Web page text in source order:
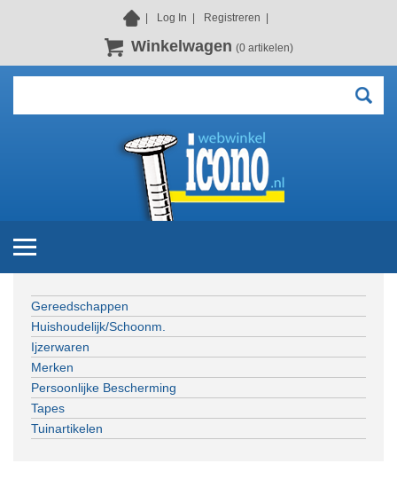
Log In Registreren
Winkelwagen (0 artikelen)
Gereedschappen
Huishoudelijk/Schoonm.
Ijzerwaren
Merken
Persoonlijke Bescherming
Tapes
Tuinartikelen